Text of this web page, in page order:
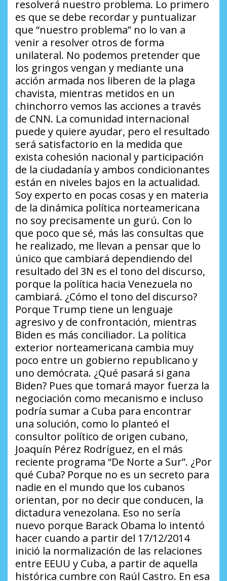
resolverá nuestro problema. Lo primero
es que se debe recordar y puntualizar
que “nuestro problema” no lo van a
venir a resolver otros de forma
unilateral. No podemos pretender que
los gringos vengan y mediante una
acción armada nos liberen de la plaga
chavista, mientras metidos en un
chinchorro vemos las acciones a través
de CNN. La comunidad internacional
puede y quiere ayudar, pero el resultado
será satisfactorio en la medida que
exista cohesión nacional y participación
de la ciudadanía y ambos condicionantes
están en niveles bajos en la actualidad.
Soy experto en pocas cosas y en materia
de la dinámica política norteamericana
no soy precisamente un gurú. Con lo
que poco que sé, más las consultas que
he realizado, me llevan a pensar que lo
único que cambiará dependiendo del
resultado del 3N es el tono del discurso,
porque la política hacia Venezuela no
cambiará. ¿Cómo el tono del discurso?
Porque Trump tiene un lenguaje
agresivo y de confrontación, mientras
Biden es más conciliador. La política
exterior norteamericana cambia muy
poco entre un gobierno republicano y
uno demócrata. ¿Qué pasará si gana
Biden? Pues que tomará mayor fuerza la
negociación como mecanismo e incluso
podría sumar a Cuba para encontrar
una solución, como lo planteó el
consultor político de origen cubano,
Joaquín Pérez Rodríguez, en el más
reciente programa “De Norte a Sur”. ¿Por
qué Cuba? Porque no es un secreto para
nadie en el mundo que los cubanos
orientan, por no decir que conducen, la
dictadura venezolana. Eso no sería
nuevo porque Barack Obama lo intentó
hacer cuando a partir del 17/12/2014
inició la normalización de las relaciones
entre EEUU y Cuba, a partir de aquella
histórica cumbre con Raúl Castro. En esa